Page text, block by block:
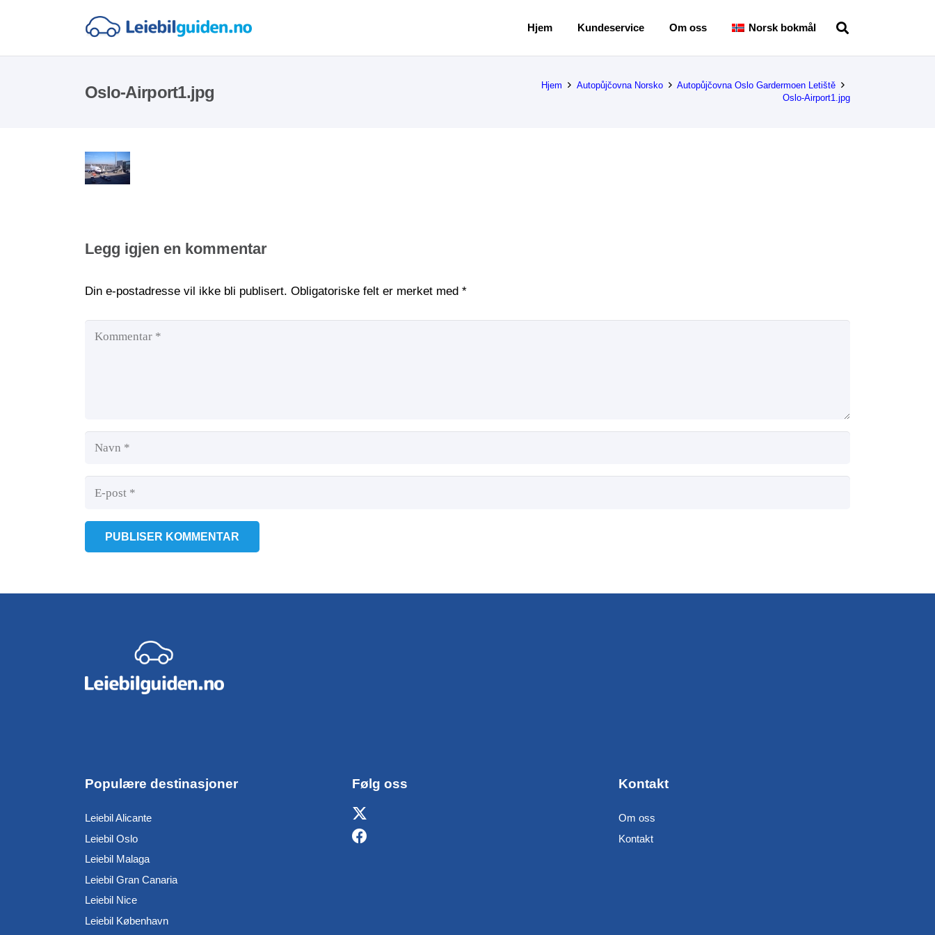
Hjem Kundeservice Om oss Norsk bokmål
Oslo-Airport1.jpg Hjem Autopůjčovna Norsko
Autopůjčovna Oslo Gardermoen Letiště
Oslo-Airport1.jpg
Legg igjen en kommentar
Din e-postadresse vil ikke bli publisert. Obligatoriske felt er merket med *
PUBLISER KOMMENTAR
Populære destinasjoner
Leiebil Alicante
Leiebil Oslo
Leiebil Malaga
Leiebil Gran Canaria
Leiebil Nice
Leiebil København
Følg oss Kontakt
Om oss
Kontakt